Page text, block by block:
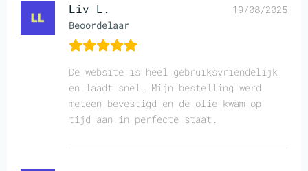
Liv L.
Beoordelaar
19/08/2025
De website is heel gebruiksvriendelijk
en laadt snel. Mijn bestelling werd
meteen bevestigd en de olie kwam op
tijd aan in perfecte staat.